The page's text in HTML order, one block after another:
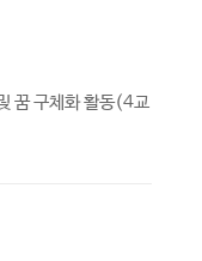
꿈 구체화 활동(4교